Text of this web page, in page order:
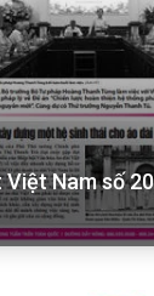
Việt Nam số